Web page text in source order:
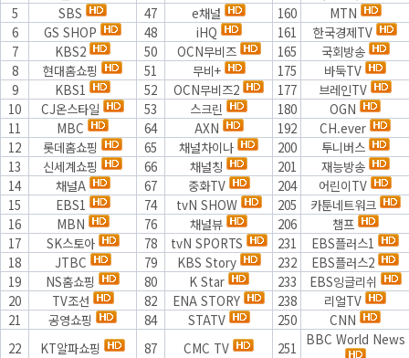
5
SBS 47 e채널 160
MTN
6
GS SHOP 48 iHQ 161
한국경제TV
7
KBS2 50 OCN무비즈 165
국회방송
8
현대홈쇼핑 51 무비+ 175
바둑TV
9
KBS1 52 OCN무비즈2 177
브레인TV
10
CJ온스타일 53 스크린 180
OGN
11
MBC 64 AXN 192
CH.ever
12
롯데홈쇼핑 65 채널차이나 200
투니버스
13
신세계쇼핑 66 채널칭 201
재능방송
14
채널A 67 중화TV 204
어린이TV
15
EBS1 74 tvN SHOW 205
카툰네트워크
16
MBN 76 채널뷰 206
챔프
17
SK스토아 78 tvN SPORTS 231
EBS플러스1
18
JTBC 79 KBS Story 232
EBS플러스2
19
NS홈쇼핑 80 K Star 233
EBS잉글리쉬
20
TV조선 82 ENA STORY 238
리얼TV
21
공영쇼핑 84 STATV 250
CNN
22
KT알파쇼핑 87 CMC TV 251 BBC World News